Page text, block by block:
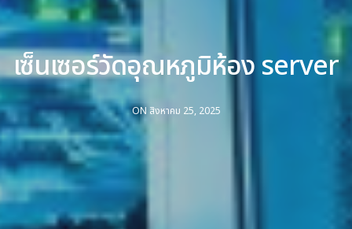
เซ็นเซอร์วัดอุณหภูมิห้อง server
ON สิงหาคม 25, 2025